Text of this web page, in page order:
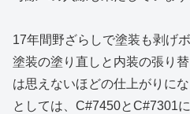
17年間野ざらしで塗装も剥げ
塗装の塗り直しと内装の張り
は思えないほどの仕上がりに
としては、C#7450とC#7301